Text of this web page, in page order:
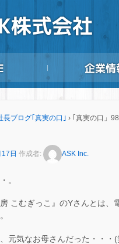
長ブログ｢真実の口｣ › ｢真実の口」
日 作成者: ASK Inc.
。
こむぎっこ』のYさんとは
元気なお母さんだった・・・(